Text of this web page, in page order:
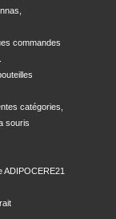
commandes
catégories,
souris
ADIPOCERE21